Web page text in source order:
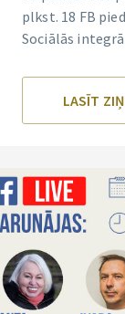
plkst. 18 FB
Sociālās
LASĪT